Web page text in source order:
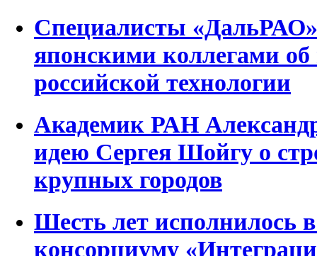
Специалисты «ДальРАО»
японскими коллегами об
российской технологии
Академик РАН
идею Сергея Шойгу о
крупных городов
Шесть лет исполнилось в
консорциуму